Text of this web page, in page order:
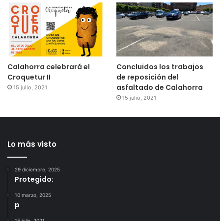
Calahorra celebrará el
Croquetur II
15 julio, 2021
Concluidos los trabajos
de reposición del
asfaltado de Calahorra
15 julio, 2021
Lo más visto
29 diciembre, 2025
Protegido:
10 marzo, 2025
p